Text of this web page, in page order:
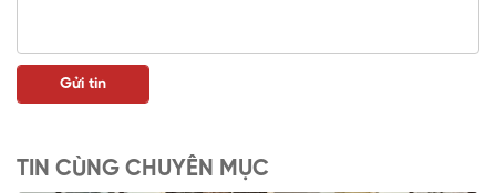
TIN CÙNG CHUYÊN MỤC